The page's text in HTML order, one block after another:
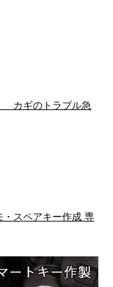
カギのトラブル急
スペアキー作成 専